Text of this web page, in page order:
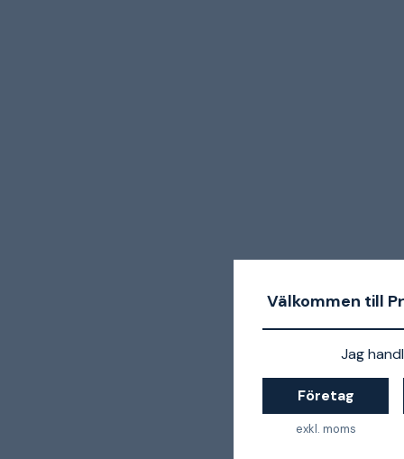
Välkommen till
Jag
Företag
exkl. moms